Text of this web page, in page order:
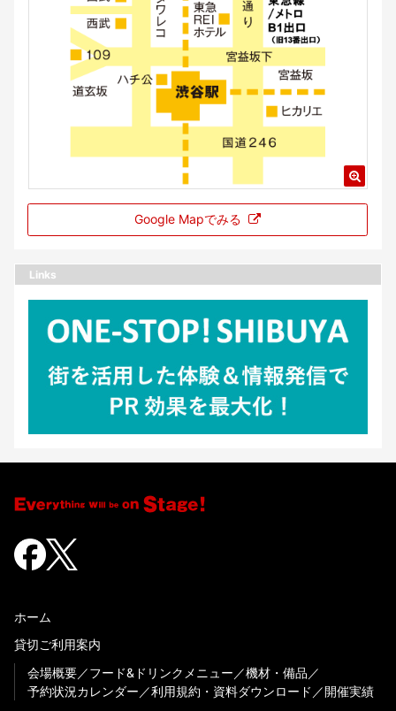
Google Mapでみる
Links
ホーム
貸切ご利用案内
会場概要
フード&ドリンクメニュー
機材・備品
予約状況カレンダー
利用規約・資料ダウンロード 開催実績